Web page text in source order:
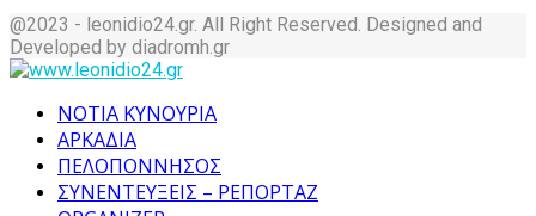
@2023 - leonidio24.gr. All Right Reserved. Designed and
Developed by diadromh.gr
ΝΟΤΙΑ ΚΥΝΟΥΡΙΑ
ΑΡΚΑΔΙΑ
ΠΕΛΟΠΟΝΝΗΣΟΣ
ΣΥΝΕΝΤΕΥΞΕΙΣ – ΡΕΠΟΡΤΑΖ